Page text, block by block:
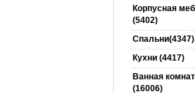
Корпусная
(5402)
Спальни(4347)
Кухни (4417)
Ванная
(16006)